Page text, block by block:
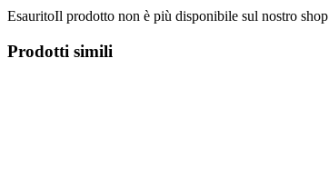
EsauritoIl prodotto non è più disponibile sul nostro shop
Prodotti simili